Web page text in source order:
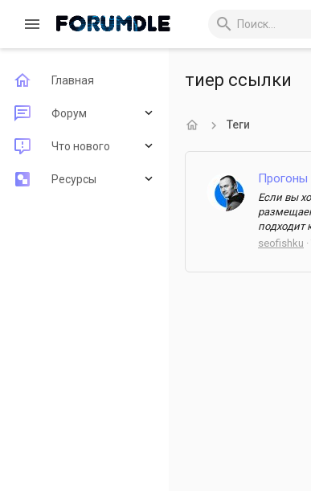
Главная
Форум
Новые сообщения
Поиск по форуму
Что нового
Новые сообщения
Ресурсы
тиер ссылки
Теги
Прогоны
Если вы
подходит
seofishku